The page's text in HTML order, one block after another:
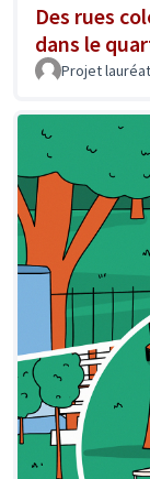
Des rues
dans le
Projet lauréat